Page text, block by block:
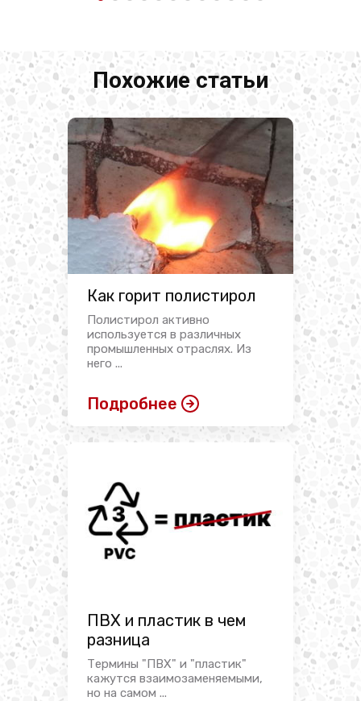
Похожие статьи
Как горит полистирол
Полистирол активно
используется в различных
промышленных отраслях. Из
него ...
Подробнее
ПВХ и пластик в чем
разница
Термины "ПВХ" и "пластик"
кажутся взаимозаменяемыми,
но на самом ...